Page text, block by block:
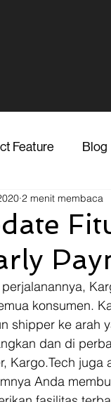
Feature Blog
Media
Blog
2 menit membaca
konsumen.
shipper ke arah
dan di
Kargo.Tech juga
Anda